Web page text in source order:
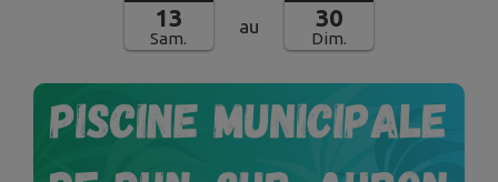
13
Sam.
au 30
Dim.